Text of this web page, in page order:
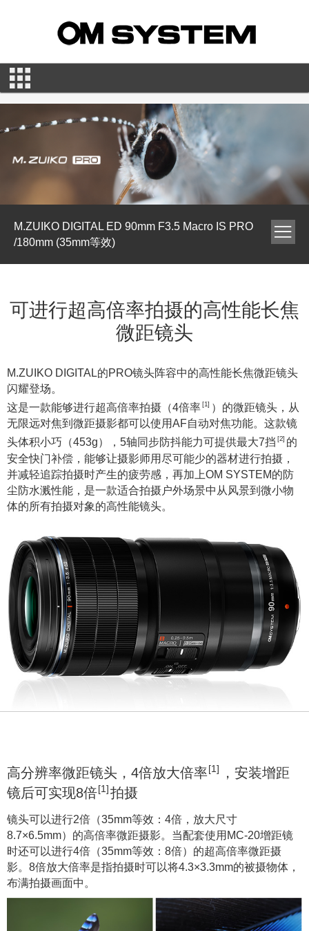
M.ZUIKO DIGITAL ED 90mm F3.5 Macro IS PRO
/180mm (35mm等效)
可进行超高倍率拍摄的高性能长焦
微距镜头
M.ZUIKO DIGITAL的PRO镜头阵容中的高性能长焦微距镜头
闪耀登场。
这是一款能够进行超高倍率拍摄（4倍率 [1] ）的微距镜头，从
无限远对焦到微距摄影都可以使用AF自动对焦功能。这款镜
头体积小巧（453g），5轴同步防抖能力可提供最大7挡 [2] 的
安全快门补偿，能够让摄影师用尽可能少的器材进行拍摄，
并减轻追踪拍摄时产生的疲劳感，再加上OM SYSTEM的防
尘防水溅性能，是一款适合拍摄户外场景中从风景到微小物
体的所有拍摄对象的高性能镜头。
高分辨率微距镜头，4倍放大倍率[1]
，安装增距
镜后可实现8倍[1]拍摄
镜头可以进行2倍（35mm等效：4倍，放大尺寸
8.7×6.5mm）的高倍率微距摄影。当配套使用MC-20增距镜
时还可以进行4倍（35mm等效：8倍）的超高倍率微距摄
影。8倍放大倍率是指拍摄时可以将4.3×3.3mm的被摄物体，
布满拍摄画面中。